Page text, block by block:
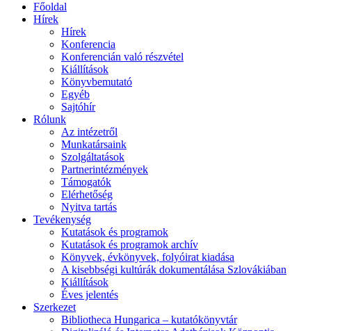
Főoldal
Hírek
Hírek
Konferencia
Konferencián való részvétel
Kiállítások
Könyvbemutató
Egyéb
Sajtóhír
Rólunk
Az intézetről
Munkatársaink
Szolgáltatások
Partnerintézmények
Támogatók
Elérhetőség
Nyitva tartás
Tevékenység
Kutatások és programok
Kutatások és programok archív
Könyvek, évkönyvek, folyóirat kiadása
A kisebbségi kultúrák dokumentálása Szlovákiában
Kiállítások
Éves jelentés
Szerkezet
Bibliotheca Hungarica – kutatókönyvtár